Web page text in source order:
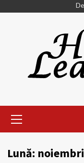
Menu
Lună: